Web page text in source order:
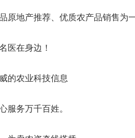
原地产推荐、优质农产品销售为
医在身边！
的农业科技信息
服务万千百姓。